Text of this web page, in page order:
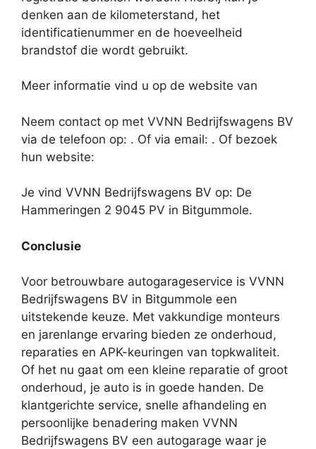
denken aan de kilometerstand, het
identificatienummer en de hoeveelheid
brandstof die wordt gebruikt.
Meer informatie vind u op de website van
Neem contact op met VVNN Bedrijfswagens BV
via de telefoon op: . Of via email: . Of bezoek
hun website:
Je vind VVNN Bedrijfswagens BV op: De
Hammeringen 2 9045 PV in Bitgummole.
Conclusie
Voor betrouwbare autogarageservice is VVNN
Bedrijfswagens BV in Bitgummole een
uitstekende keuze. Met vakkundige monteurs
en jarenlange ervaring bieden ze onderhoud,
reparaties en APK-keuringen van topkwaliteit.
Of het nu gaat om een kleine reparatie of groot
onderhoud, je auto is in goede handen. De
klantgerichte service, snelle afhandeling en
persoonlijke benadering maken VVNN
Bedrijfswagens BV een autogarage waar je